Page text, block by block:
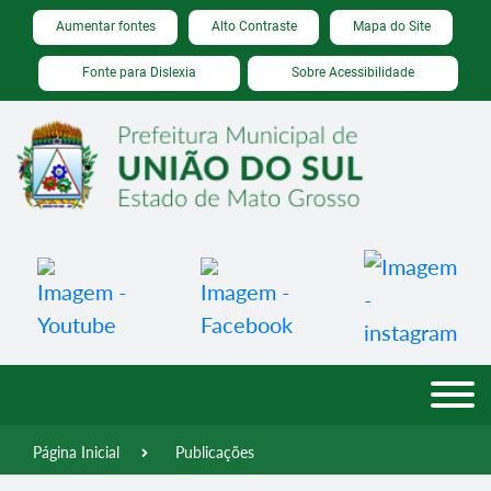
Seção de atalhos e links de acessibilidade
Ir para o conteúdo [alt+1]
Ir para o menu [alt+2]
Ir para a busca [alt+3]
Ir para o rodapé [alt+4]
Aumentar fontes Alto Contraste Mapa do Site
Fonte para Dislexia Sobre Acessibilidade
Página Inicial Publicações